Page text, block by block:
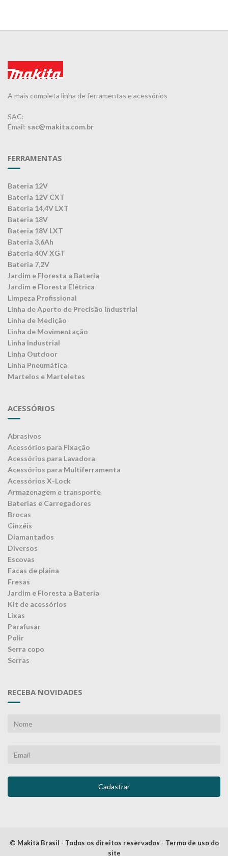
A mais completa linha de ferramentas e acessórios
SAC:
Email: sac@makita.com.br
FERRAMENTAS
Bateria 12V
Bateria 12V CXT
Bateria 14,4V LXT
Bateria 18V
Bateria 18V LXT
Bateria 3,6Ah
Bateria 40V XGT
Bateria 7,2V
Jardim e Floresta a Bateria
Jardim e Floresta Elétrica
Limpeza Profissional
Linha de Aperto de Precisão Industrial
Linha de Medição
Linha de Movimentação
Linha Industrial
Linha Outdoor
Linha Pneumática
Martelos e Marteletes
ACESSÓRIOS
Abrasivos
Acessórios para Fixação
Acessórios para Lavadora
Acessórios para Multiferramenta
Acessórios X-Lock
Armazenagem e transporte
Baterias e Carregadores
Brocas
Cinzéis
Diamantados
Diversos
Escovas
Facas de plaina
Fresas
Jardim e Floresta a Bateria
Kit de acessórios
Lixas
Parafusar
Polir
Serra copo
Serras
RECEBA NOVIDADES
© Makita Brasil - Todos os direitos reservados - Termo de uso do
site